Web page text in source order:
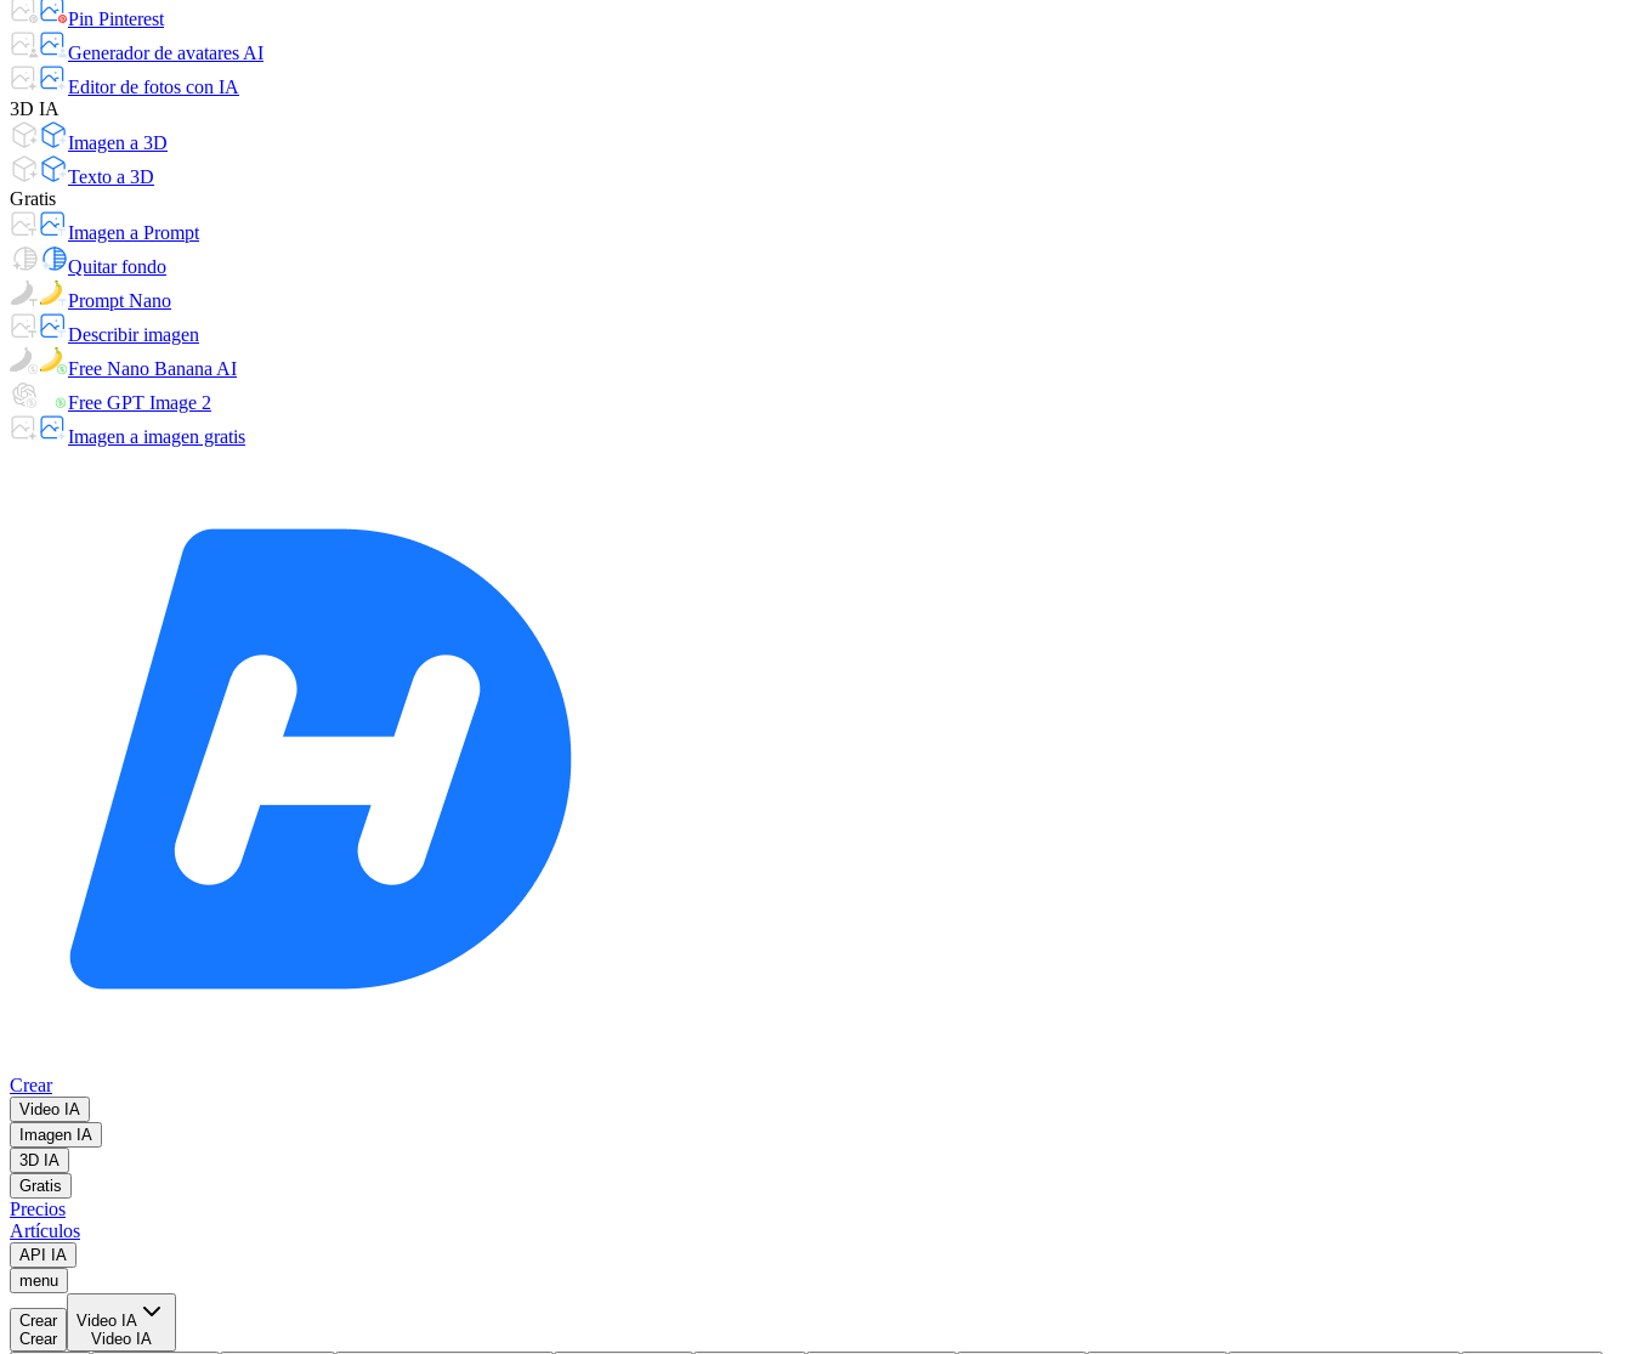
Pin Pinterest
Generador de avatares AI
Editor de fotos con IA
3D IA
Imagen a 3D
Texto a 3D
Gratis
Imagen a Prompt
Quitar fondo
Prompt Nano
Describir imagen
Free Nano Banana AI
Free GPT Image 2
Imagen a imagen gratis
Crear
Video IA
Imagen IA
3D IA
Gratis
Precios
Artículos
API IA
menu
Crear
Crear
Video IA
Video IA